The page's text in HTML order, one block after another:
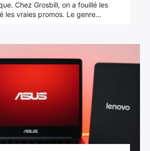
Chez Grosbill, on a fouillé les
les vraies promos. Le genre…